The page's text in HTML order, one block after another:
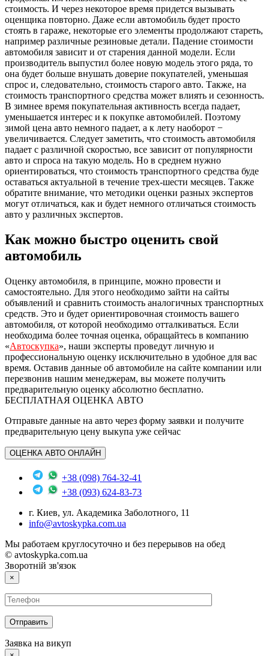
стоимость. И через некоторое время придется вызывать
оценщика повторно. Даже если автомобиль будет просто
стоять в гараже, некоторые его элементы продолжают стареть,
например различные резиновые детали. Падение стоимости
автомобиля зависит и от старения данной модели. Если
производитель выпустил более новую модель этого ряда, то
она будет больше внушать доверие покупателей, уменьшая
спрос и, следовательно, стоимость старого авто. Также, на
стоимость транспортного средства может влиять и сезонность.
В зимнее время покупательная активность всегда падает,
уменьшается интерес и к покупке автомобилей. Поэтому
зимой цена авто немного падает, а к лету наоборот −
увеличивается. Следует заметить, что стоимость автомобиля
падает с различной скоростью, все зависит от популярности
авто и спроса на такую модель. Но в среднем нужно
ориентироваться, что стоимость транспортного средства буде
оставаться актуальной в течение трех-шести месяцев. Также
обратите внимание, что методики оценки разных экспертов
могут отличаться, как и будет немного отличаться стоимость
авто у различных экспертов.
Как можно быстро оценить свой
автомобиль
Оценку автомобиля, в принципе, можно провести и
самостоятельно. Для этого необходимо зайти на сайты
объявлений и сравнить стоимость аналогичных транспортных
средств. Это и будет ориентировочная стоимость вашего
автомобиля, от которой необходимо отталкиваться. Если
необходима более точная оценка, обращайтесь в компанию
«Автоскупка», наши эксперты проведут личную и
профессиональную оценку исключительно в удобное для вас
время. Оставив данные об автомобиле на сайте компании или
перезвонив нашим менеджерам, вы можете получить
предварительную оценку абсолютно бесплатно.
БЕСПЛАТНАЯ ОЦЕНКА АВТО
Отправьте данные на авто через форму заявки и получите
предварительную цену выкупа уже сейчас
ОЦЕНКА АВТО ОНЛАЙН
+38 (098) 764-32-41
+38 (093) 624-83-73
г. Киев, ул. Академика Заболотного, 11
info@avtoskypka.com.ua
Мы работаем круглосуточно и без перерывов на обед
© avtoskypka.com.ua
Зворотній зв'язок
×
Заявка на викуп